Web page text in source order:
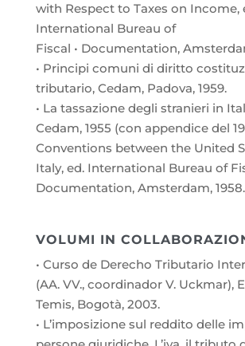
with Respect to Taxes on Income,
International Bureau of
Fiscal • Documentation,
• Principi comuni di diritto
tributario, Cedam, Padova, 1959.
• La tassazione degli stranieri in
Cedam, 1955 (con appendice del
Conventions between the United
Italy, ed. International Bureau of
Documentation, Amsterdam, 1958.
VOLUMI IN
• Curso de Derecho Tributario
(AA. VV., coordinador V. Uckmar),
Temis, Bogotà, 2003.
• L’imposizione sul reddito delle